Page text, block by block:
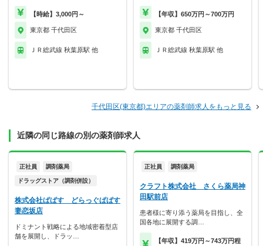
【時給】3,000円～
東京都 千代田区
ＪＲ総武線 秋葉原駅 他
【年収】650万円～700万円
東京都 千代田区
ＪＲ総武線 秋葉原駅 他
千代田区(東京都)エリアの薬剤師求人をもっと見る
近隣の同じ路線の別の薬剤師求人
正社員 調剤薬局
ドラッグストア（調剤併設）
株式会社ぱぱす どらっぐぱぱす
妻恋坂店
ドミナント戦略による地域密着型店
舗を展開し、ドラッ…
正社員 調剤薬局
クラフト株式会社 さくら薬局神
田駅前店
患者様に寄り添う薬局を目指し、全
国各地に展開する調…
【年収】419万円～743万円程